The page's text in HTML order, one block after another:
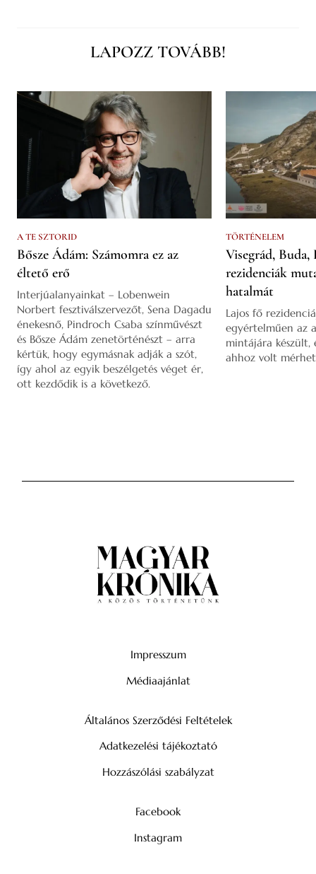
LAPOZZ TOVÁBB!
A TE SZTORID
Bősze Ádám: Számomra ez az
éltető erő
Interjúalanyainkat – Lobenwein
Norbert fesztiválszervezőt, Sena Dagadu
énekesnő, Pindroch Csaba színművészt
és Bősze Ádám zenetörténészt – arra
kértük, hogy egymásnak adják a szót,
így ahol az egyik beszélgetés véget ér,
ott kezdődik is a következő.
TÖRTÉNELEM
Visegrád,
rezidenciák
hatalmát
Lajos fő
egyértelműen az
mintájára készült,
ahhoz volt
Impresszum
Médiaajánlat
Általános Szerződési Feltételek
Adatkezelési tájékoztató
Hozzászólási szabályzat
Facebook
Instagram